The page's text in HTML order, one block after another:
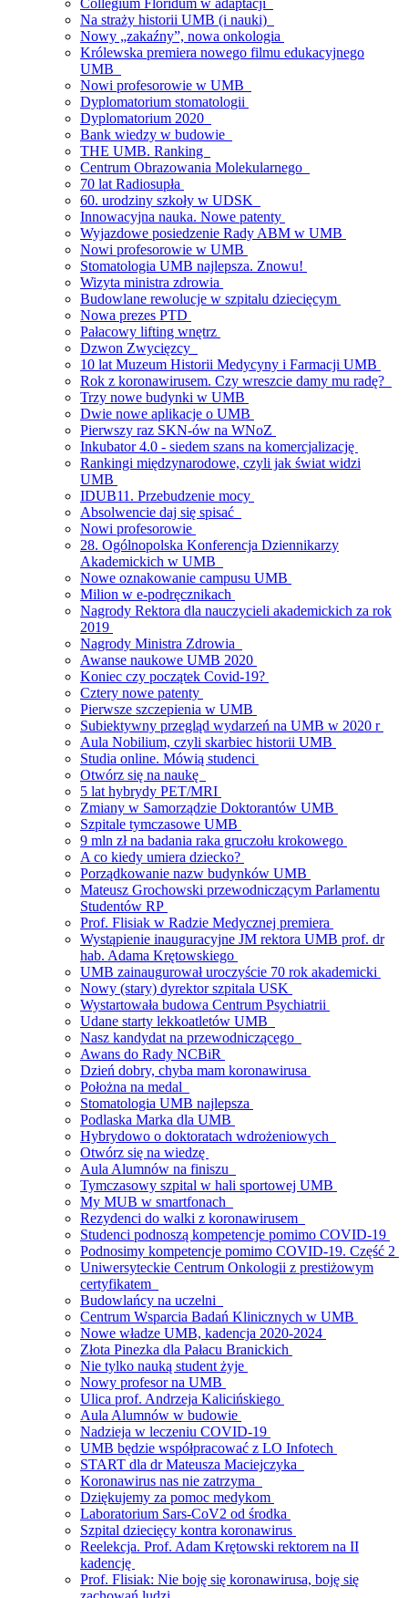
Collegium Floridum w adaptacji
Na straży historii UMB (i nauki)
Nowy „zakaźny”, nowa onkologia
Królewska premiera nowego filmu edukacyjnego
UMB
Nowi profesorowie w UMB
Dyplomatorium stomatologii
Dyplomatorium 2020
Bank wiedzy w budowie
THE UMB. Ranking
Centrum Obrazowania Molekularnego
70 lat Radiosupła
60. urodziny szkoły w UDSK
Innowacyjna nauka. Nowe patenty
Wyjazdowe posiedzenie Rady ABM w UMB
Nowi profesorowie w UMB
Stomatologia UMB najlepsza. Znowu!
Wizyta ministra zdrowia
Budowlane rewolucje w szpitalu dziecięcym
Nowa prezes PTD
Pałacowy lifting wnętrz
Dzwon Zwycięzcy
10 lat Muzeum Historii Medycyny i Farmacji UMB
Rok z koronawirusem. Czy wreszcie damy mu radę?
Trzy nowe budynki w UMB
Dwie nowe aplikacje o UMB
Pierwszy raz SKN-ów na WNoZ
Inkubator 4.0 - siedem szans na komercjalizację
Rankingi międzynarodowe, czyli jak świat widzi
UMB
IDUB11. Przebudzenie mocy
Absolwencie daj się spisać
Nowi profesorowie
28. Ogólnopolska Konferencja Dziennikarzy
Akademickich w UMB
Nowe oznakowanie campusu UMB
Milion w e-podręcznikach
Nagrody Rektora dla nauczycieli akademickich za rok
2019
Nagrody Ministra Zdrowia
Awanse naukowe UMB 2020
Koniec czy początek Covid-19?
Cztery nowe patenty
Pierwsze szczepienia w UMB
Subiektywny przegląd wydarzeń na UMB w 2020 r
Aula Nobilium, czyli skarbiec historii UMB
Studia online. Mówią studenci
Otwórz się na naukę
5 lat hybrydy PET/MRI
Zmiany w Samorządzie Doktorantów UMB
Szpitale tymczasowe UMB
9 mln zł na badania raka gruczołu krokowego
A co kiedy umiera dziecko?
Porządkowanie nazw budynków UMB
Mateusz Grochowski przewodniczącym Parlamentu
Studentów RP
Prof. Flisiak w Radzie Medycznej premiera
Wystąpienie inauguracyjne JM rektora UMB prof. dr
hab. Adama Krętowskiego
UMB zainaugurował uroczyście 70 rok akademicki
Nowy (stary) dyrektor szpitala USK
Wystartowała budowa Centrum Psychiatrii
Udane starty lekkoatletów UMB
Nasz kandydat na przewodniczącego
Awans do Rady NCBiR
Dzień dobry, chyba mam koronawirusa
Położna na medal
Stomatologia UMB najlepsza
Podlaska Marka dla UMB
Hybrydowo o doktoratach wdrożeniowych
Otwórz się na wiedzę
Aula Alumnów na finiszu
Tymczasowy szpital w hali sportowej UMB
My MUB w smartfonach
Rezydenci do walki z koronawirusem
Studenci podnoszą kompetencje pomimo COVID-19
Podnosimy kompetencje pomimo COVID-19. Część 2
Uniwersyteckie Centrum Onkologii z prestiżowym
certyfikatem
Budowlańcy na uczelni
Centrum Wsparcia Badań Klinicznych w UMB
Nowe władze UMB, kadencja 2020-2024
Złota Pinezka dla Pałacu Branickich
Nie tylko nauką student żyje
Nowy profesor na UMB
Ulica prof. Andrzeja Kalicińskiego
Aula Alumnów w budowie
Nadzieja w leczeniu COVID-19
UMB będzie współpracować z LO Infotech
START dla dr Mateusza Maciejczyka
Koronawirus nas nie zatrzyma
Dziękujemy za pomoc medykom
Laboratorium Sars-CoV2 od środka
Szpital dziecięcy kontra koronawirus
Reelekcja. Prof. Adam Krętowski rektorem na II
kadencję
Prof. Flisiak: Nie boję się koronawirusa, boję się